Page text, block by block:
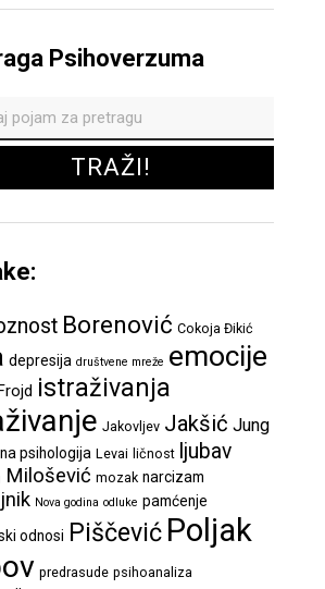
Psihoverzuma
Borenović Cokoja Đikić
depresija društvene mreže emocije
istraživanja
Jakovljev Jakšić Jung
psihologija Levai ličnost ljubav
Milošević mozak narcizam
Nova godina odluke pamćenje
odnosi Piščević Poljak
predrasude psihoanaliza